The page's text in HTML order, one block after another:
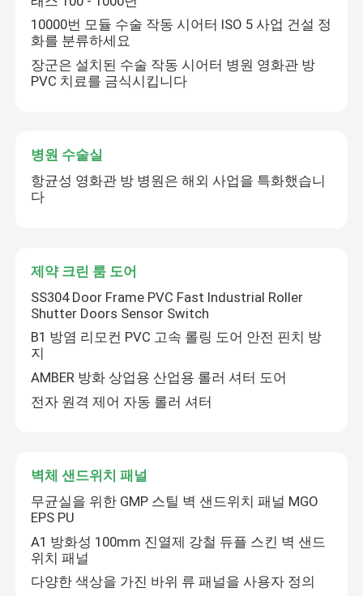
제품
우리에 대하여
공장 여행
연락주세요
뉴스
경우
10000번 모듈 수술 작동 시어터 ISO 5 사업 건설 정
화를 분류하세요
장군은 설치된 수술 작동 시어터 병원 영화관 방
PVC 치료를 금식시킵니다
병원 수술실
항균성 영화관 방 병원은 해외 사업을 특화했습니
다
제약 크린 룸 도어
SS304 Door Frame PVC Fast Industrial Roller
Shutter Doors Sensor Switch
B1 방염 리모컨 PVC 고속 롤링 도어 안전 핀치 방
지
AMBER 방화 상업용 산업용 롤러 셔터 도어
전자 원격 제어 자동 롤러 셔터
벽체 샌드위치 패널
무균실을 위한 GMP 스틸 벽 샌드위치 패널 MGO
EPS PU
A1 방화성 100mm 진열제 강철 듀플 스킨 벽 샌드
위치 패널
다양한 색상을 가진 바위 류 패널을 사용자 정의